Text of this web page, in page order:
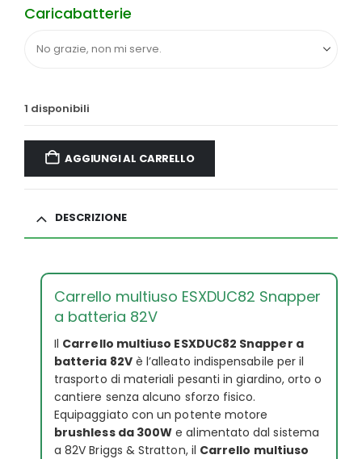
Caricabatterie
1 disponibili
AGGIUNGI AL CARRELLO
DESCRIZIONE
Carrello multiuso ESXDUC82 Snapper
a batteria 82V
Il Carrello multiuso ESXDUC82 Snapper a
batteria 82Vè l’alleato indispensabile per il
trasporto di materiali pesanti in giardino, orto o
cantiere senza alcuno sforzo fisico.
Equipaggiato con un potente motore
brushless da 300W e alimentato dal sistema
a 82V Briggs & Stratton, il Carrello multiuso